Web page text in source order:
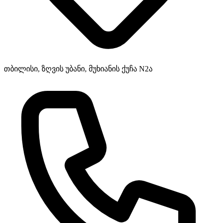
თბილისი, ზღვის უბანი, მუხიანის ქუჩა N2ა